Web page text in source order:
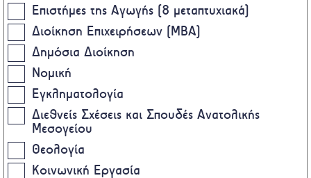
Επιστήμες της Αγωγής (8 μεταπτυχιακά)
Διοίκηση Επιχειρήσεων (MBA)
Δημόσια Διοίκηση
Νομική
Εγκληματολογία
Διεθνείς Σχέσεις και Σπουδές Ανατολικής
Μεσογείου
Θεολογία
Κοινωνική Εργασία